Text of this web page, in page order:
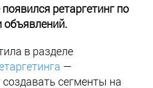
ретаргетинг по
в разделе
—
сегменты на